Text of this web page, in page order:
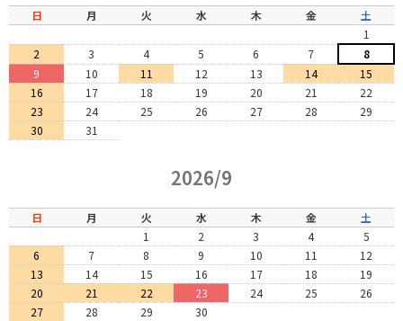
日 月 火 水 木 金
土
1
2
3 4 5 6 7
8
9
10 11 12 13 14
15
16
17 18 19 20 21
22
23
24 25 26 27 28
29
30
31
2026/9
日 月 火 水 木 金
土
1
2 3 4
5
6
7 8 9 10 11
12
13
14 15 16 17 18
19
20
21 22 23 24 25
26
27
28 29 30